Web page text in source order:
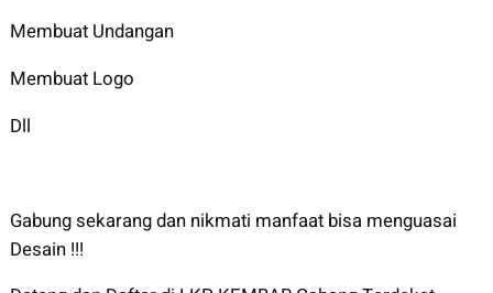
Membuat Undangan
Membuat Logo
Dll
Gabung sekarang dan nikmati manfaat bisa menguasai
Desain !!!